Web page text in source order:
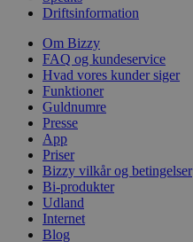
Driftsinformation
Om Bizzy
FAQ og kundeservice
Hvad vores kunder siger
Funktioner
Guldnumre
Presse
App
Priser
Bizzy vilkår og betingelser
Bi-produkter
Udland
Internet
Blog